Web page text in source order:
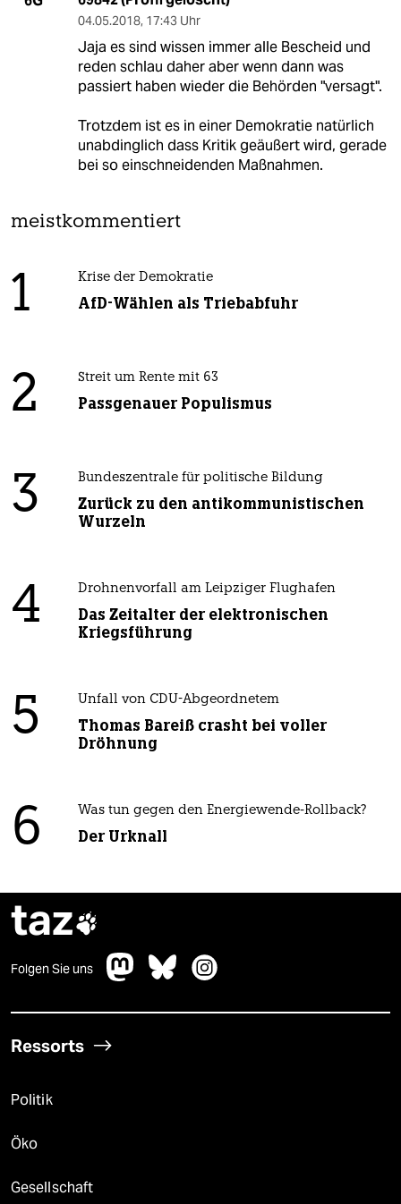
04.05.2018, 17:43 Uhr
Jaja es sind wissen immer alle Bescheid und
reden schlau daher aber wenn dann was
passiert haben wieder die Behörden "versagt".
Trotzdem ist es in einer Demokratie natürlich
unabdinglich dass Kritik geäußert wird, gerade
bei so einschneidenden Maßnahmen.
meistkommentiert
1 Krise der Demokratie
AfD-Wählen als Triebabfuhr
2 Streit um Rente mit 63
Passgenauer Populismus
3 Bundeszentrale für politische Bildung
Zurück zu den antikommunistischen
Wurzeln
4 Drohnenvorfall am Leipziger Flughafen
Das Zeitalter der elektronischen
Kriegsführung
5 Unfall von CDU-Abgeordnetem
Thomas Bareiß crasht bei voller
Dröhnung
6 Was tun gegen den Energiewende-Rollback?
Der Urknall
taz
Folgen Sie uns
Ressorts
Politik
Öko
Gesellschaft